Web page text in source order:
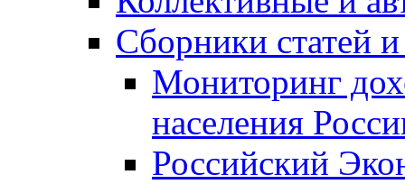
Сборники статей
Мониторинг
населения
Российский